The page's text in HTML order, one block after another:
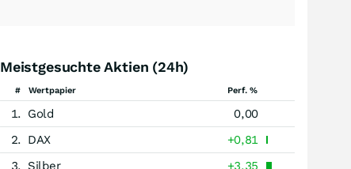
Meistgesuchte Aktien (24h)
# Wertpapier Perf. %
1. Gold
0,00
2.
DAX
+0,81
3.
Silber +3,35